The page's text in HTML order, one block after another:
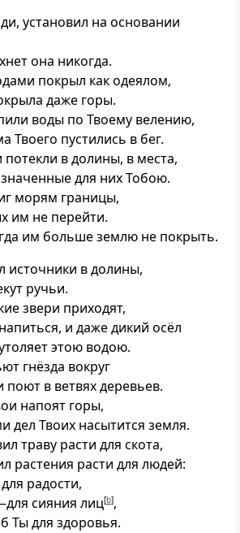
установил на основании
она никогда.
покрыл как одеялом,
даже горы.
воды по Твоему велению,
Твоего пустились в бег.
потекли в долины, в места,
для них Тобою.
морям границы,
им не перейти.
им больше землю не покрыть.
источники в долины,
ручьи.
звери приходят,
и даже дикий осёл
этою водою.
гнёзда вокруг
поют в ветвях деревьев.
напоят горы,
дел Твоих насытится земля.
траву расти для скота,
растения расти для людей:
радости,
сияния лиц[b],
Ты для здоровья.